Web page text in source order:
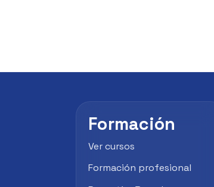
Formación
Ver cursos
Formación profesional